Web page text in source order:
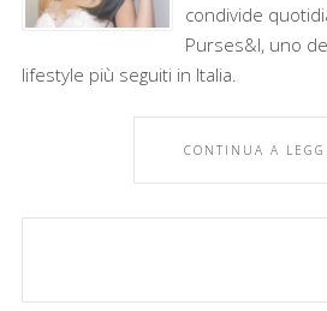
condivide
Purses&I, uno
lifestyle più seguiti in Italia.
CONTINUA A